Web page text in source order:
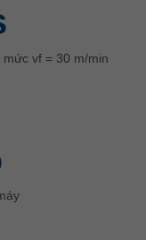
vf = 30 m/min